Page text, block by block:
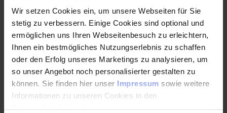
Wir setzen Cookies ein, um unsere Webseiten für Sie
stetig zu verbessern. Einige Cookies sind optional und
ermöglichen uns Ihren Webseitenbesuch zu erleichtern,
Ihnen ein bestmögliches Nutzungserlebnis zu schaffen
oder den Erfolg unseres Marketings zu analysieren, um
so unser Angebot noch personalisierter gestalten zu
können. Sie finden hier unser Impressum sowie weitere
Informationen zu unseren Cookies in den
Planung des gezielten Einsatzes von Sponsoren
und Fürsprechern zur schnelleren Umsetzung
der eigenen Ziele
Der Key Account Entwicklungsplan
Vorteile von Key Account Entwicklungsplänen
Key Account Entwicklungspläne vorteilhaft zur